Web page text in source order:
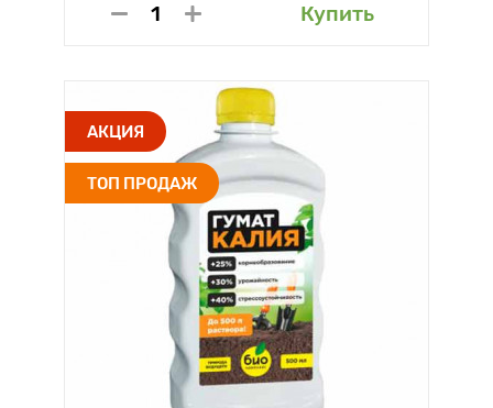
Купить
АКЦИЯ
ТОП ПРОДАЖ